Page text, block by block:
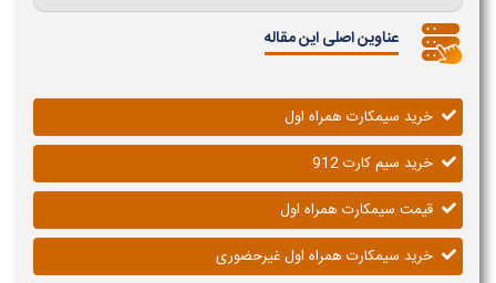
عناوین اصلی این مقاله
خرید سیمکارت همراه اول
خرید سیم کارت 912
قیمت سیمکارت همراه اول
خرید سیمکارت همراه اول غیرحضوری